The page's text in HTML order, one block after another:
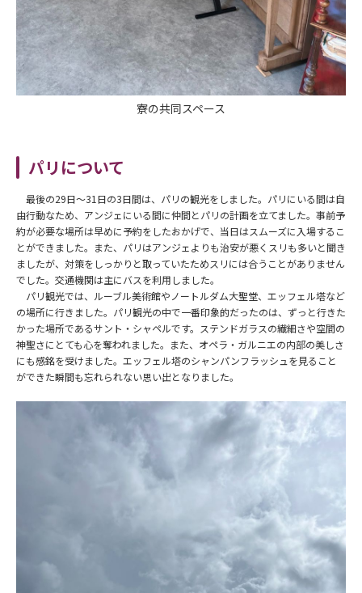
寮の共同スペース
パリについて
最後の29日〜31日の3日間は、パリの観光をしました。パリにいる間は自
由行動なため、アンジェにいる間に仲間とパリの計画を立てました。事前予
約が必要な場所は早めに予約をしたおかげで、当日はスムーズに入場するこ
とができました。また、パリはアンジェよりも治安が悪くスリも多いと聞き
ましたが、対策をしっかりと取っていたためスリには合うことがありません
でした。交通機関は主にバスを利用しました。
パリ観光では、ルーブル美術館やノートルダム大聖堂、エッフェル塔など
の場所に行きました。パリ観光の中で一番印象的だったのは、ずっと行きた
かった場所であるサント・シャペルです。ステンドガラスの繊細さや空間の
神聖さにとても心を奪われました。また、オペラ・ガルニエの内部の美しさ
にも感銘を受けました。エッフェル塔のシャンパンフラッシュを見ること
ができた瞬間も忘れられない思い出となりました。